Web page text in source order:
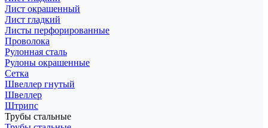
Лист окрашенный
Лист гладкий
Листы перфорированные
Проволока
Рулонная сталь
Рулоны окрашенные
Сетка
Швеллер гнутый
Швеллер
Штрипс
Трубы стальные